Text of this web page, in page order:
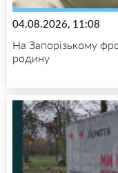
04.08.2026, 11:08
На Запорізькому
родину